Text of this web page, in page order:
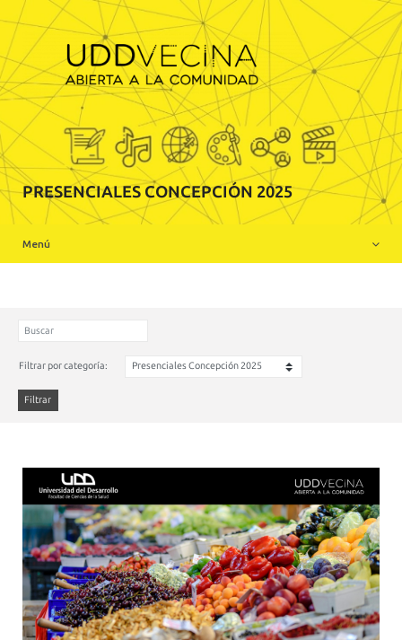
PRESENCIALES CONCEPCIÓN 2025
Menú
Inicio
Sobre Nosotros
Charlas realizadas online
Actividades presenciales realizadas Santiago
Actividades presenciales realizadas Concepción
Participa en UDDVecina
Filtrar por categoría:
Filtrar